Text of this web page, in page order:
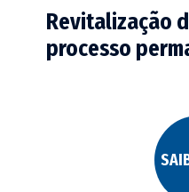
Revitalização
processo